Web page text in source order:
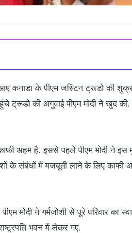
आए कनाडा के पीएम जस्टिन ट्रूडो की
ट्रूडो की अगुवाई पीएम मोदी ने खुद
अहम है. इससे पहले पीएम मोदी ने इस
देशों के संबंधों में मजबूती लाने के लिए
मोदी ने गर्मजोशी से पूरे परिवार का
भवन में लेकर गए.